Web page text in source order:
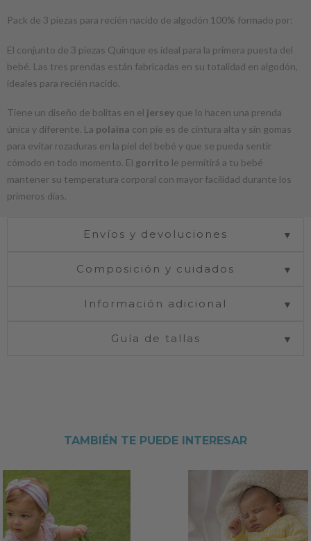
Pack de 3 piezas para recién nacido de algodón 100% formado por:
El conjunto de 3 piezas Quinque es ideal para la primera puesta del
bebé. Las tres prendas están fabricadas en su totalidad en algodón,
ideales para recién nacido.
Tiene un diseño de bolitas en el jersey que lo hacen una prenda
única y diferente. La polaina con pie es de cintura alta y sin gomas
para evitar rozaduras en la piel del bebé y que se pueda sentir
cómodo en todo momento. El gorrito le permitirá a tu bebé
mantener su temperatura corporal con mayor facilidad durante los
primeros días.
Envíos y devoluciones ▼
Composición y cuidados ▼
Información adicional ▼
Guía de tallas ▼
TAMBIÉN TE PUEDE INTERESAR